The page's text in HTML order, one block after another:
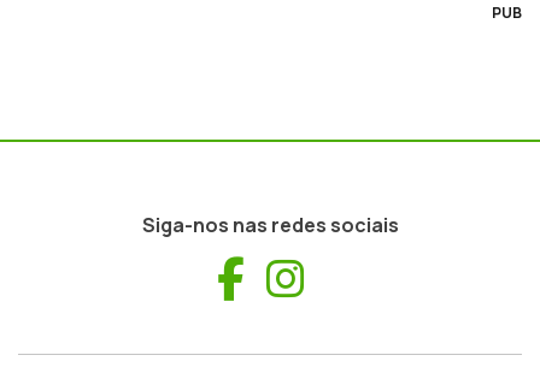
PUB
Siga-nos nas redes sociais
Facebook